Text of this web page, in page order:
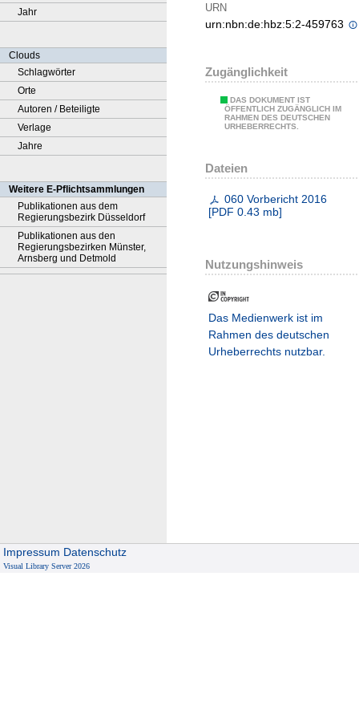
Jahr
Clouds
Schlagwörter
Orte
Autoren / Beteiligte
Verlage
Jahre
Weitere E-Pflichtsammlungen
Publikationen aus dem
Regierungsbezirk Düsseldorf
Publikationen aus den
Regierungsbezirken Münster,
Arnsberg und Detmold
URN
urn:nbn:de:hbz:5:2-459763
Zugänglichkeit
DAS DOKUMENT IST
ÖFFENTLICH ZUGÄNGLICH IM
RAHMEN DES DEUTSCHEN
URHEBERRECHTS.
Dateien
060 Vorbericht 2016
[PDF 0.43 mb]
Nutzungshinweis
Das Medienwerk ist im
Rahmen des deutschen
Urheberrechts nutzbar.
Impressum Datenschutz
Visual Library Server 2026